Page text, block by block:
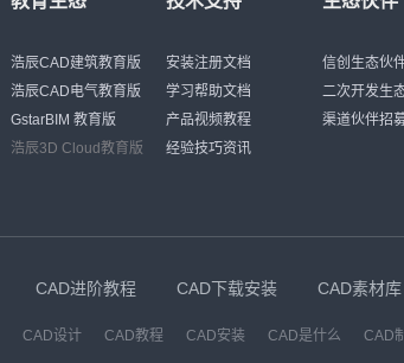
浩辰CAD建筑教育版
浩辰CAD电气教育版
GstarBIM 教育版
浩辰3D Cloud教育版
安装注册文档
学习帮助文档
产品视频教程
经验技巧资讯
信创生态伙
二次开发生
渠道伙伴招
CAD进阶教程 CAD下载安装 CAD素材库
CAD设计 CAD教程 CAD安装 CAD是什么
CAD